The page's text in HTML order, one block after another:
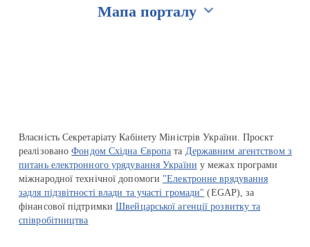
Мапа порталу
Власність Секретаріату Кабінету Міністрів України. Проєкт
реалізованоФондом Східна Європа та Державним агентством з
питань електронного урядування України у межах програми
міжнародної технічної допомоги "Електронне врядування
задля підзвітності влади та участі громади" (EGAP), за
фінансової підтримкиШвейцарської агенції розвитку та
співробітництва